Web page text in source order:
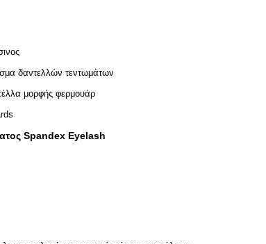
δαντελλών τεντωμάτων
μορφής φερμουάρ
Spandex Eyelash